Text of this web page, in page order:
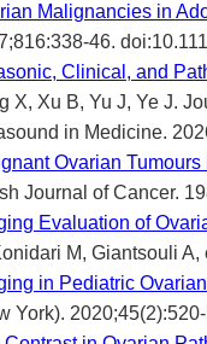
Malignancies in
46.
Clinical, and
X, Xu B, Yu J, Ye J.
in Medicine.
Ovarian
Journal of Cancer.
Evaluation of
M, Giantsouli
in Pediatric
York).